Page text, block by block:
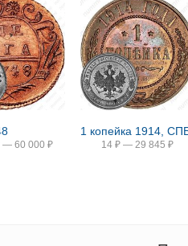
— 60 000 ₽
1 копейка 1914,
14 ₽ — 29 845 ₽